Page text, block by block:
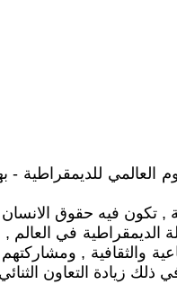
الاحتفال بيوم 15 أيلول / سبتمبر
, تكون فيه حقوق
يمثل فرصة لاستعراض حالة
والثقافية ,
زيادة التعاون